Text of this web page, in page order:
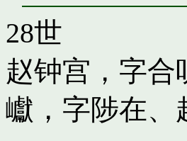
28世
赵钟宫，字合
巘，字陟在、